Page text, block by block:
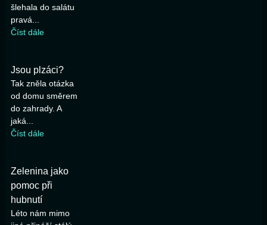
šlehala do salátu
pravá...
Číst dále
Jsou plzáci?
Tak zněla otázka
od domu směrem
do zahrady. A
jaká...
Číst dále
Zelenina jako
pomoc při
hubnutí
Léto nám mimo